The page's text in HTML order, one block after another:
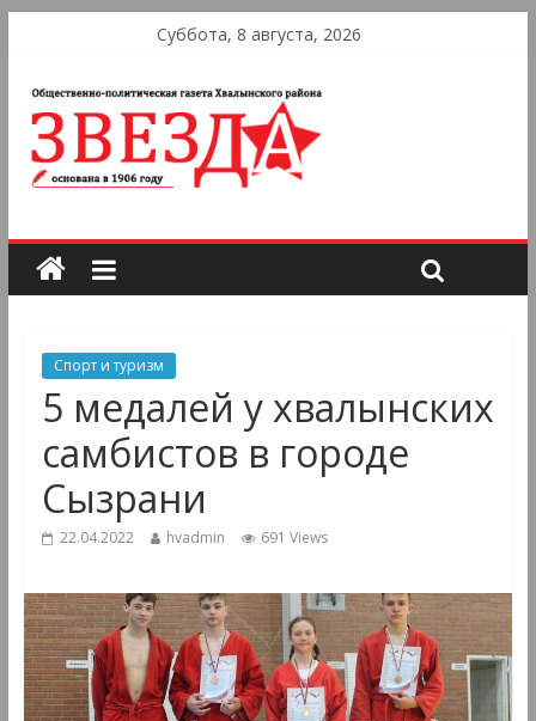
Суббота, 8 августа, 2026
Спорт и туризм
5 медалей у хвалынских
самбистов в городе
Сызрани
22.04.2022 hvadmin 691 Views